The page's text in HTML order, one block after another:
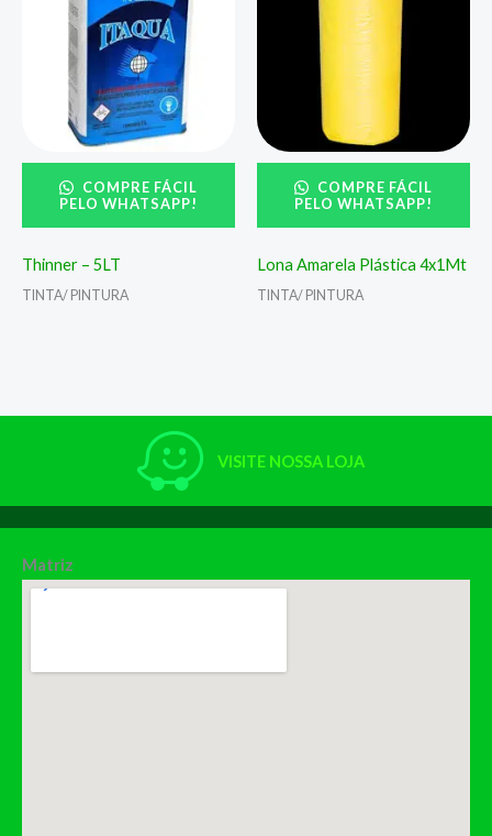
COMPRE FÁCIL
PELO WHATSAPP!
Thinner – 5LT
TINTA/ PINTURA
COMPRE FÁCIL
PELO WHATSAPP!
Lona Amarela Plástica 4x1Mt
TINTA/ PINTURA
VISITE NOSSA LOJA
Matriz